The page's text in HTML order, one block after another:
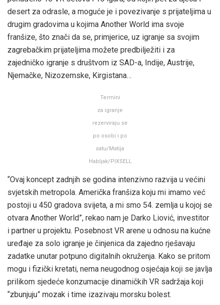
desert za odrasle, a moguće je i povezivanje s prijateljima u
drugim gradovima u kojima Another World ima svoje
franšize, što znači da se, primjerice, uz igranje sa svojim
zagrebačkim prijateljima možete predbilježiti i za
zajedničko igranje s društvom iz SAD-a, Indije, Austrije,
Njemačke, Nizozemske, Kirgistana…
Termini
za igranje
rezerviraju se
po osobi i po
satu/Matija
Habljak/PIXSELL
“Ovaj koncept zadnjih se godina intenzivno razvija u većini
svjetskih metropola. Američka franšiza koju mi imamo već
postoji u 450 gradova svijeta, a mi smo 54. zemlja u kojoj se
otvara Another World”, rekao nam je Darko Liović, investitor
i partner u projektu. Posebnost VR arene u odnosu na kućne
uređaje za solo igranje je činjenica da zajedno rješavaju
zadatke unutar potpuno digitalnih okruženja. Kako se pritom
mogu i fizički kretati, nema neugodnog osjećaja koji se javlja
prilikom sjedeće konzumacije dinamičkih VR sadržaja koji
“zbunjuju” mozak i time izazivaju morsku bolest.